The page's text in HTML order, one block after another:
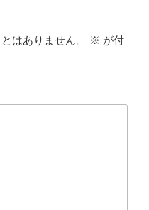
はありません。 ※ が付